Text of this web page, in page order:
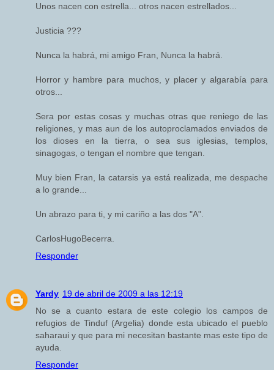
Unos nacen con estrella... otros nacen estrellados...
Justicia ???
Nunca la habrá, mi amigo Fran, Nunca la habrá.
Horror y hambre para muchos, y placer y algarabía para
otros...
Sera por estas cosas y muchas otras que reniego de las
religiones, y mas aun de los autoproclamados enviados de
los dioses en la tierra, o sea sus iglesias, templos,
sinagogas, o tengan el nombre que tengan.
Muy bien Fran, la catarsis ya está realizada, me despache
a lo grande...
Un abrazo para ti, y mi cariño a las dos "A".
CarlosHugoBecerra.
Responder
Yardy 19 de abril de 2009 a las 12:19
No se a cuanto estara de este colegio los campos de
refugios de Tinduf (Argelia) donde esta ubicado el pueblo
saharaui y que para mi necesitan bastante mas este tipo de
ayuda.
Responder